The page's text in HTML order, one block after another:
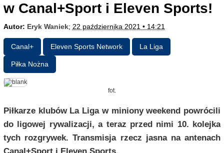
w Canal+Sport i Eleven Sports!
Autor: Eryk Waniek; 22 października 2021 • 14:21
Canal+ Eleven Sports Network La Liga
Piłka Nożna
fot.
Piłkarze klubów La Liga w miniony weekend powrócili
do ligowej rywalizacji, a teraz przed nimi 10. kolejka
tych rozgrywek. Transmisja rzecz jasna na antenach